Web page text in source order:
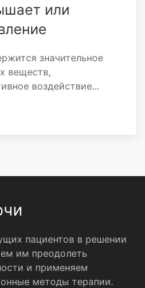
или
значительное
веществ,
воздействие...
пациентов в решении
им преодолеть
и применяем
методы терапии.